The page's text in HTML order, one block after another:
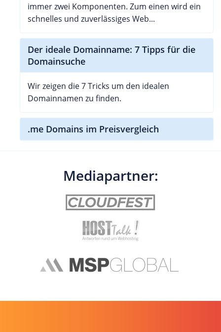
immer zwei Komponenten. Zum einen wird ein
schnelles und zuverlässiges Web...
Der ideale Domainname: 7 Tipps für die
Domainsuche
Wir zeigen die 7 Tricks um den idealen
Domainnamen zu finden.
.me Domains im Preisvergleich
Mediapartner: